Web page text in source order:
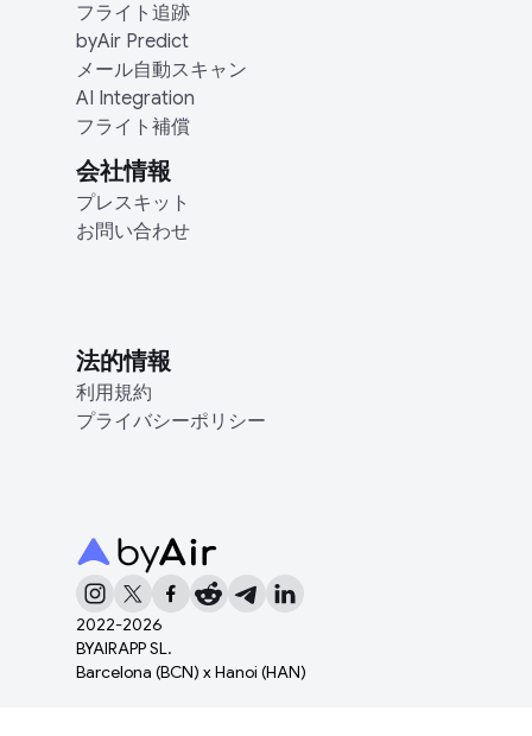
2022-2026
BYAIRAPP SL.
Barcelona (BCN) x Hanoi (HAN)
フライト追跡
byAir Predict
メール自動スキャン
AI Integration
フライト補償
会社情報
プレスキット
お問い合わせ
法的情報
利用規約
プライバシーポリシー